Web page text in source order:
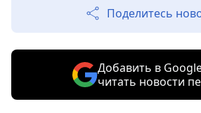
Поделитесь
Добавить в
читать новости